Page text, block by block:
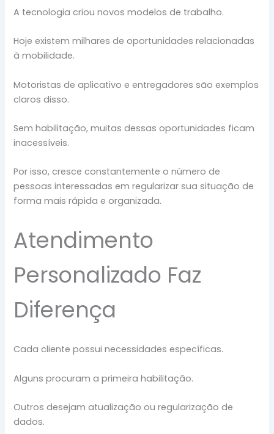
A tecnologia criou novos modelos de trabalho.
Hoje existem milhares de oportunidades relacionadas
à mobilidade.
Motoristas de aplicativo e entregadores são exemplos
claros disso.
Sem habilitação, muitas dessas oportunidades ficam
inacessíveis.
Por isso, cresce constantemente o número de
pessoas interessadas em regularizar sua situação de
forma mais rápida e organizada.
Atendimento
Personalizado Faz
Diferença
Cada cliente possui necessidades específicas.
Alguns procuram a primeira habilitação.
Outros desejam atualização ou regularização de
dados.